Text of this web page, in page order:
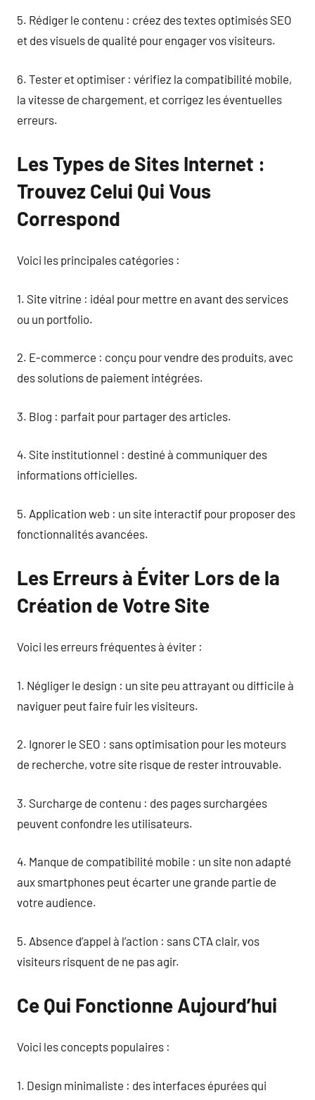
5. Rédiger le contenu : créez des textes optimisés SEO
et des visuels de qualité pour engager vos visiteurs.
6. Tester et optimiser : vérifiez la compatibilité mobile,
la vitesse de chargement, et corrigez les éventuelles
erreurs.
Les Types de Sites Internet :
Trouvez Celui Qui Vous
Correspond
Voici les principales catégories :
1. Site vitrine : idéal pour mettre en avant des services
ou un portfolio.
2. E-commerce : conçu pour vendre des produits, avec
des solutions de paiement intégrées.
3. Blog : parfait pour partager des articles.
4. Site institutionnel : destiné à communiquer des
informations officielles.
5. Application web : un site interactif pour proposer des
fonctionnalités avancées.
Les Erreurs à Éviter Lors de la
Création de Votre Site
Voici les erreurs fréquentes à éviter :
1. Négliger le design : un site peu attrayant ou difficile à
naviguer peut faire fuir les visiteurs.
2. Ignorer le SEO : sans optimisation pour les moteurs
de recherche, votre site risque de rester introuvable.
3. Surcharge de contenu : des pages surchargées
peuvent confondre les utilisateurs.
4. Manque de compatibilité mobile : un site non adapté
aux smartphones peut écarter une grande partie de
votre audience.
5. Absence d’appel à l’action : sans CTA clair, vos
visiteurs risquent de ne pas agir.
Ce Qui Fonctionne Aujourd’hui
Voici les concepts populaires :
1. Design minimaliste : des interfaces épurées qui